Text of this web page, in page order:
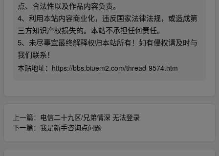
点、合法性以及作品内容负责。
4、利用本站内容商业化，违反国家法律法规，或造成第
三方知识产权损失的。本站不承担任何责任。
5、未尽事宜最终解释权归本站所有！如有侵权请及时与
我们联系！
本贴地址： https://bbs.biuem2.com/thread-9574.htm
上一篇： 电信二十九区/兄弟情深 无法登录
下一篇： 我是新手咨询点问题